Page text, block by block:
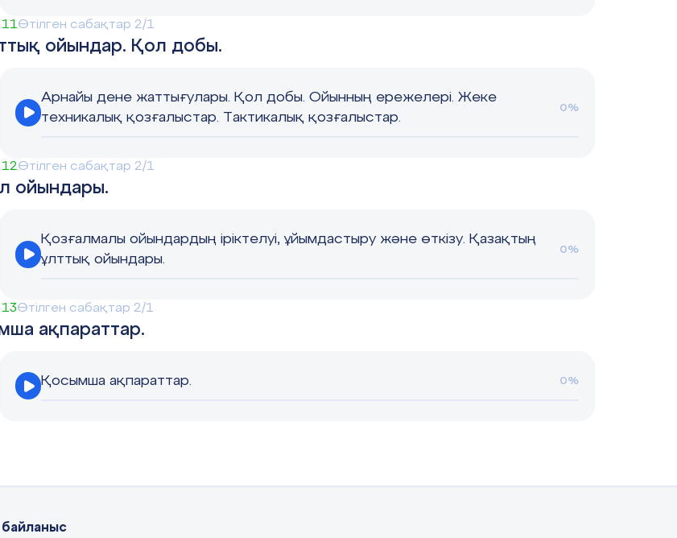
Өтілген сабақтар 2/1
ойындар. Қол добы.
Арнайы дене жаттығулары. Қол добы. Ойынның ережелері. Жеке
техникалық қозғалыстар. Тактикалық қозғалыстар.
0%
Өтілген сабақтар 2/1
ойындары.
Қозғалмалы ойындардың іріктелуі, ұйымдастыру және өткізу. Қазақтың
ұлттық ойындары.
0%
Өтілген сабақтар 2/1
ақпараттар.
Қосымша ақпараттар. 0%